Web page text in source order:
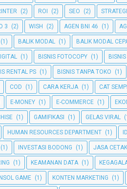
(2) ROI (2) SEO (2)
3 (2) WISH (2) AGEN BNI 46 (1)
(1) BALIK MODAL (1) BALIK MODAL
(1) BISNIS FOTOCOPY (1)
RENTAL PS (1) BISNIS TANPA TOKO (1)
COD (1) CARA KERJA (1) CAT
E-MONEY (1) E-COMMERCE (1)
(1) GAMIFIKASI (1) GELAS VIRAL
HUMAN RESOURCES DEPARTMENT (1)
(1) INVESTASI BODONG (1) JASA
(1) KEAMANAN DATA (1)
GAME (1) KONTEN MARKETING (1)